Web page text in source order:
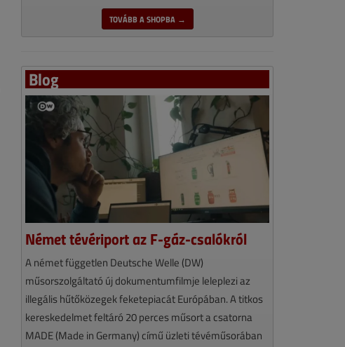
TOVÁBB A SHOPBA →
Blog
Német tévériport az F-gáz-csalókról
A német független Deutsche Welle (DW)
műsorszolgáltató új dokumentumfilmje leleplezi az
illegális hűtőközegek feketepiacát Európában. A titkos
kereskedelmet feltáró 20 perces műsort a csatorna
MADE (Made in Germany) című üzleti tévéműsorában